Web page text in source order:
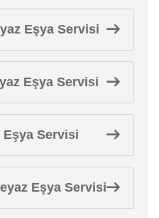
Eşya Servisi
Eşya Servisi
Eşya Servisi
Eşya Servisi